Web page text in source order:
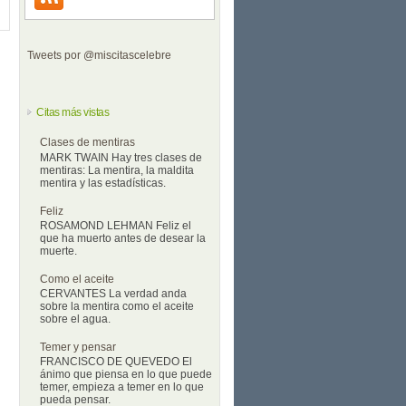
Tweets por @miscitascelebre
Citas más vistas
Clases de mentiras
MARK TWAIN Hay tres clases de
mentiras: La mentira, la maldita
mentira y las estadísticas.
Feliz
ROSAMOND LEHMAN Feliz el
que ha muerto antes de desear la
muerte.
Como el aceite
CERVANTES La verdad anda
sobre la mentira como el aceite
sobre el agua.
Temer y pensar
FRANCISCO DE QUEVEDO El
ánimo que piensa en lo que puede
temer, empieza a temer en lo que
pueda pensar.